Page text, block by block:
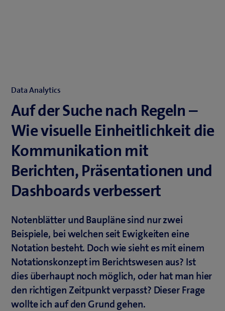
Data Analytics
Auf der Suche nach Regeln –
Wie visuelle Einheitlichkeit die
Kommunikation mit
Berichten, Präsentationen und
Dashboards verbessert
Notenblätter und Baupläne sind nur zwei
Beispiele, bei welchen seit Ewigkeiten eine
Notation besteht. Doch wie sieht es mit einem
Notationskonzept im Berichtswesen aus? Ist
dies überhaupt noch möglich, oder hat man hier
den richtigen Zeitpunkt verpasst? Dieser Frage
wollte ich auf den Grund gehen.